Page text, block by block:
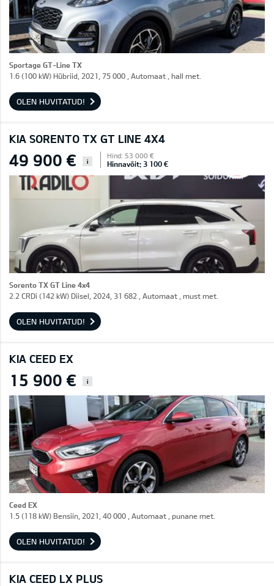
Sportage GT-Line TX
1.6 (100 kW) Hübriid, 2021, 75 000 , Automaat , hall met.
OLEN HUVITATUD!
KIA SORENTO TX GT LINE 4X4
49 900 € i
Hind: 53 000 €
Hinnavõit: 3 100 €
Sorento TX GT Line 4x4
2.2 CRDi (142 kW) Diisel, 2024, 31 682 , Automaat , must met.
OLEN HUVITATUD!
KIA CEED EX
15 900 € i
Ceed EX
1.5 (118 kW) Bensiin, 2021, 40 000 , Automaat , punane met.
OLEN HUVITATUD!
KIA CEED LX PLUS